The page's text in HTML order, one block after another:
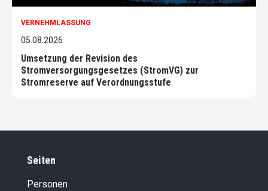
VERNEHMLASSUNG
05.08.2026
Umsetzung der Revision des
Stromversorgungsgesetzes (StromVG) zur
Stromreserve auf Verordnungsstufe
Seiten
Personen